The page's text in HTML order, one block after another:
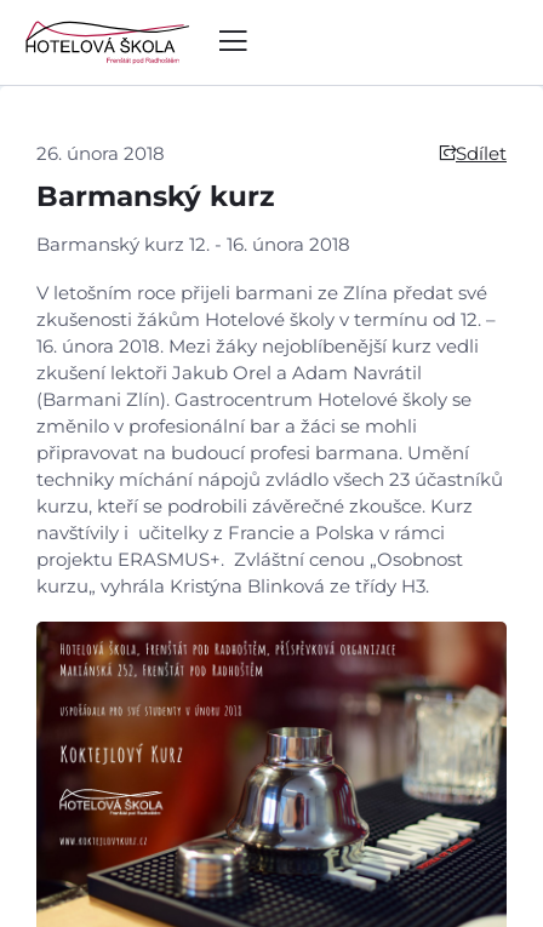
26. února 2018 Sdílet
Barmanský kurz
Barmanský kurz 12. - 16. února 2018
V letošním roce přijeli barmani ze Zlína předat své
zkušenosti žákům Hotelové školy v termínu od 12. –
16. února 2018. Mezi žáky nejoblíbenější kurz vedli
zkušení lektoři Jakub Orel a Adam Navrátil
(Barmani Zlín). Gastrocentrum Hotelové školy se
změnilo v profesionální bar a žáci se mohli
připravovat na budoucí profesi barmana. Umění
techniky míchání nápojů zvládlo všech 23 účastníků
kurzu, kteří se podrobili závěrečné zkoušce. Kurz
navštívily i učitelky z Francie a Polska v rámci
projektu ERASMUS+. Zvláštní cenou „Osobnost
kurzu„ vyhrála Kristýna Blinková ze třídy H3.